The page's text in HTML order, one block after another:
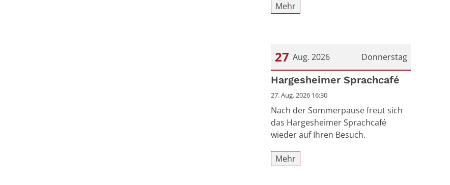
Mehr
Donnerstag
27 Aug. 2026
Datum: 27. August 2026
Hargesheimer Sprachcafé
27. Aug. 2026 16:30
Nach der Sommerpause freut sich
das Hargesheimer Sprachcafé
wieder auf Ihren Besuch.
Mehr